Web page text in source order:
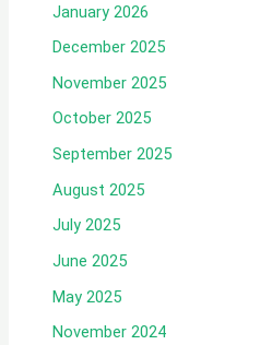
January 2026
December 2025
November 2025
October 2025
September 2025
August 2025
July 2025
June 2025
May 2025
November 2024